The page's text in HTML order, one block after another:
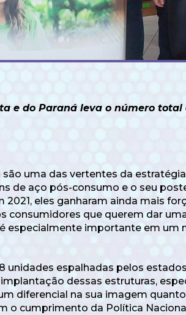
e do Paraná leva o número
uma das vertentes da
de aço pós-consumo e o seu
eles ganharam ainda mais
consumidores que querem dar
especialmente importante em um
unidades espalhadas pelos
dessas estruturas,
diferencial na sua imagem
o cumprimento da Política